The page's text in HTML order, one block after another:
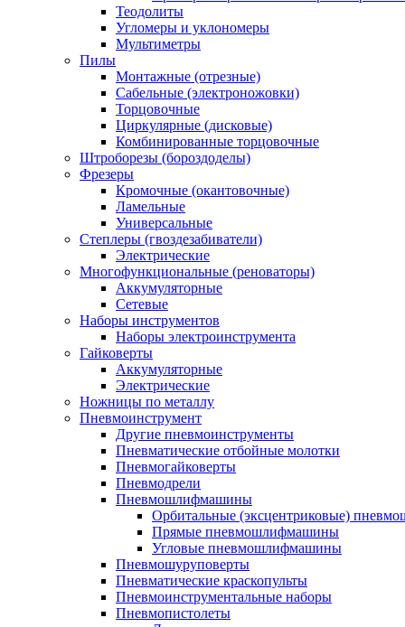
Теодолиты
Угломеры и уклономеры
Мультиметры
Пилы
Монтажные (отрезные)
Сабельные (электроножовки)
Торцовочные
Циркулярные (дисковые)
Комбинированные торцовочные
Штроборезы (бороздоделы)
Фрезеры
Кромочные (окантовочные)
Ламельные
Универсальные
Степлеры (гвоздезабиватели)
Электрические
Многофункциональные (реноваторы)
Аккумуляторные
Сетевые
Наборы инструментов
Наборы электроинструмента
Гайковерты
Аккумуляторные
Электрические
Ножницы по металлу
Пневмоинструмент
Другие пневмоинструменты
Пневматические отбойные молотки
Пневмогайковерты
Пневмодрели
Пневмошлифмашины
Орбитальные (эксцентриковые)
Прямые пневмошлифмашины
Угловые пневмошлифмашины
Пневмошуруповерты
Пневматические краскопульты
Пневмоинструментальные наборы
Пневмопистолеты